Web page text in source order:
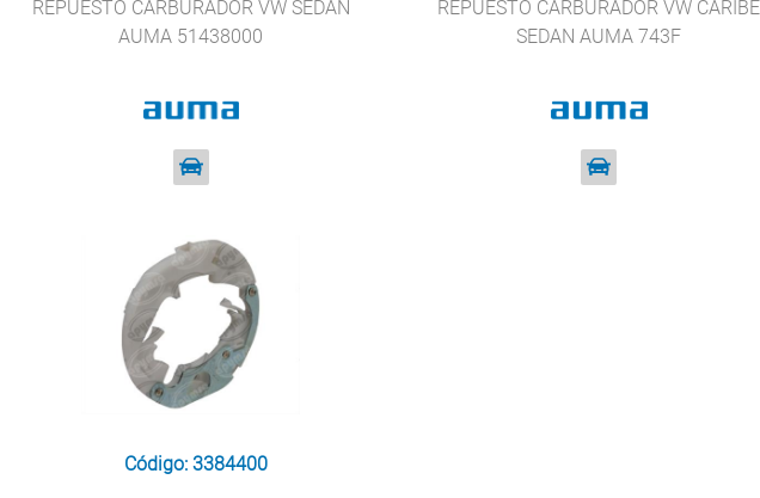
REPUESTO CARBURADOR VW SEDAN
AUMA 51438000
REPUESTO CARBURADOR VW CARIBE
SEDAN AUMA 743F
Código: 3384400